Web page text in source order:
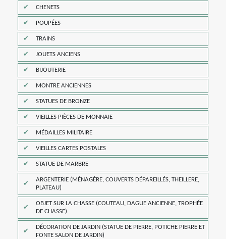
CHENETS
POUPÉES
TRAINS
JOUETS ANCIENS
BIJOUTERIE
MONTRE ANCIENNES
STATUES DE BRONZE
VIEILLES PIÈCES DE MONNAIE
MÉDAILLES MILITAIRE
VIEILLES CARTES POSTALES
STATUE DE MARBRE
ARGENTERIE (MÉNAGÈRE, COUVERTS DÉPAREILLÉS, THEILLERE,
PLATEAU)
OBJET SUR LA CHASSE (COUTEAU, DAGUE ANCIENNE, TROPHÉE
DE CHASSE)
DÉCORATION DE JARDIN (STATUE DE PIERRE, POTICHE PIERRE ET
FONTE SALON DE JARDIN)